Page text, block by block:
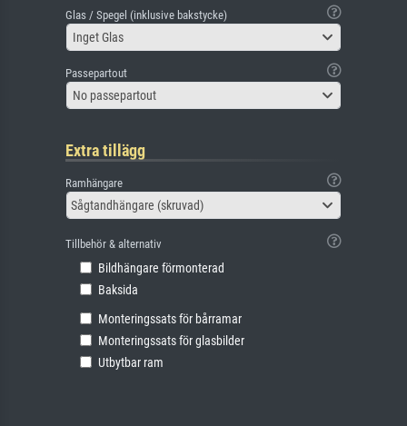
Glas / Spegel (inklusive bakstycke)
Inget Glas
Passepartout
No passepartout
Extra tillägg
Ramhängare
Sågtandhängare (skruvad)
Tillbehör & alternativ
Bildhängare förmonterad
Baksida
Monteringssats för bårramar
Monteringssats för glasbilder
Utbytbar ram